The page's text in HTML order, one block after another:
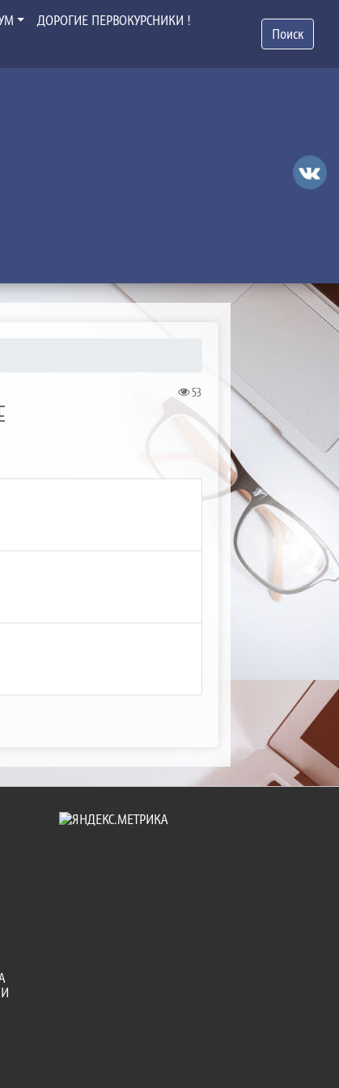
ДОРОГИЕ ПЕРВОКУРСНИКИ !
Поиск
53